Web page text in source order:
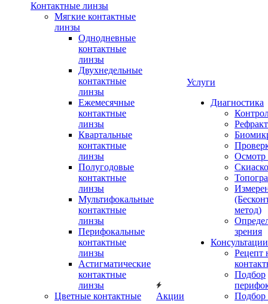
Контактные линзы
Мягкие контактные
линзы
Однодневные
контактные
линзы
Двухнедельные
контактные
линзы
Ежемесячные
контактные
линзы
Квартальные
контактные
линзы
Полугодовые
контактные
линзы
Мультифокальные
контактные
линзы
Перифокальные
контактные
линзы
Астигматические
контактные
линзы
Цветные контактные
Акции
Услуги
Диагностика
Осмотр
метод)
зрения
Рецепт
Подбор
Подбор